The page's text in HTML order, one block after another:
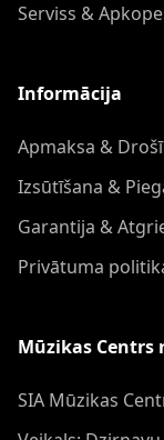
Serviss &
Informācija
Apmaksa &
Izsūtīšana &
Garantija &
Privātuma
Mūzikas Centrs
SIA Mūzikas